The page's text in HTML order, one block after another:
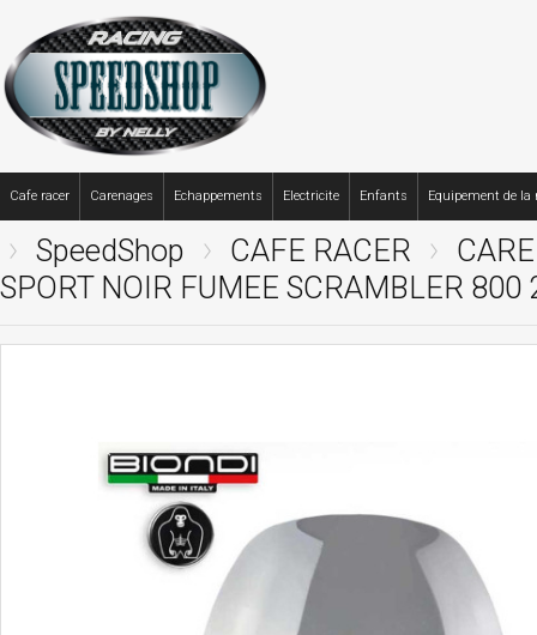
Cafe racer Carenages Echappements Electricite Enfants Equipement de la
SpeedShop CAFE RACER
SPORT NOIR FUMEE SCRAMBLER 800